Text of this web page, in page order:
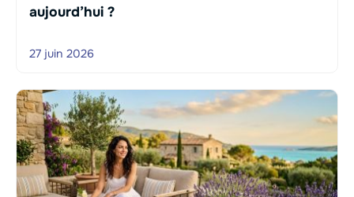
aujourd’hui ?
27 juin 2026